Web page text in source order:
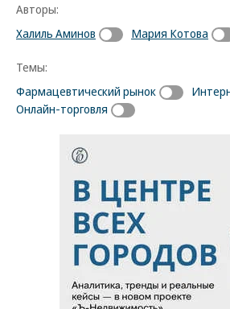
Авторы:
Халиль Аминов
Мария Котова
Темы:
Фармацевтический рынок
Онлайн-торговля